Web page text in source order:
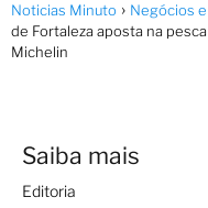
Noticias Minuto Negócios
de Fortaleza aposta na
Michelin
Saiba mais
Editoria